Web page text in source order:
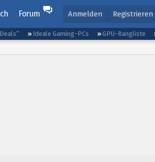
Forum Anmelden Registrieren
Ideale Gaming-PCs GPU-Rangliste